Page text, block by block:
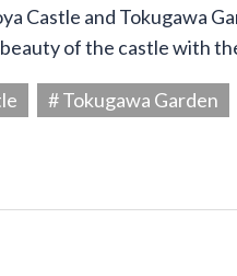
Castle and Tokugawa
of the castle with
# Tokugawa Garden